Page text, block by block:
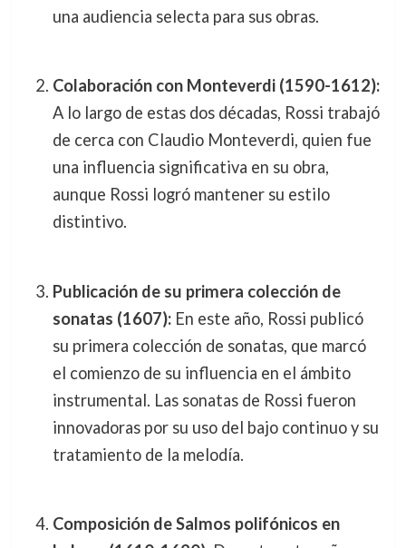
una audiencia selecta para sus obras.
Colaboración con Monteverdi (1590-1612):
A lo largo de estas dos décadas, Rossi trabajó
de cerca con Claudio Monteverdi, quien fue
una influencia significativa en su obra,
aunque Rossi logró mantener su estilo
distintivo.
Publicación de su primera colección de
sonatas (1607):En este año, Rossi publicó
su primera colección de sonatas, que marcó
el comienzo de su influencia en el ámbito
instrumental. Las sonatas de Rossi fueron
innovadoras por su uso del bajo continuo y su
tratamiento de la melodía.
Composición de Salmos polifónicos en